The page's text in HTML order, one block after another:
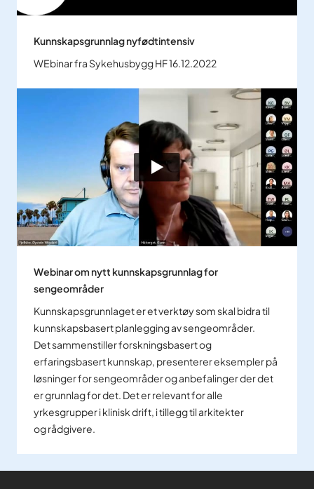
Kunnskapsgrunnlag nyfødtintensiv
WEbinar fra Sykehusbygg HF 16.12.2022
Webinar om nytt kunnskapsgrunnlag for
sengeområder
Kunnskapsgrunnlaget er et verktøy som skal bidra til
kunnskapsbasert planlegging av sengeområder.
Det sammenstiller forskningsbasert og
erfaringsbasert kunnskap, presenterer eksempler på
løsninger for sengeområder og anbefalinger der det
er grunnlag for det. Det er relevant for alle
yrkesgrupper i klinisk drift, i tillegg til arkitekter
og rådgivere.